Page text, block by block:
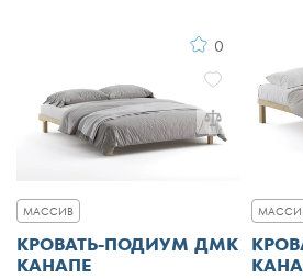
По
По
По
0
МАССИВ
КРОВАТЬ-ПОДИУМ ДМК
КАНАПЕ